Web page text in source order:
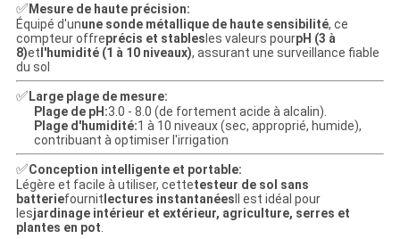
✅ Mesure de haute précision:
Équipé d'unune sonde métallique de haute sensibilité, ce
compteur offreprécis et stables les valeurs pourpH (3 à
8)et l'humidité (1 à 10 niveaux), assurant une surveillance fiable
du sol
✅ Large plage de mesure:
Plage de pH:3.0 - 8.0 (de fortement acide à alcalin).
Plage d'humidité:1 à 10 niveaux (sec, approprié, humide),
contribuant à optimiser l'irrigation
✅Conception intelligente et portable:
Légère et facile à utiliser, cettetesteur de sol sans
batteriefournit lectures instantanées Il est idéal pour
lesjardinage intérieur et extérieur, agriculture, serres et
plantes en pot.